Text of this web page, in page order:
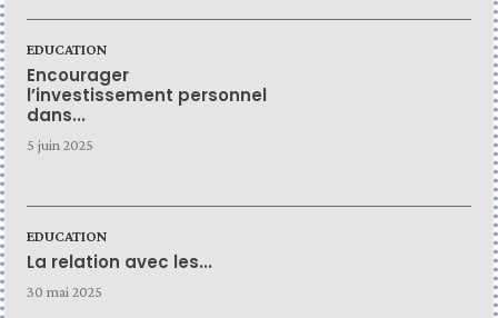
EDUCATION
Encourager
l’investissement personnel
dans...
5 juin 2025
EDUCATION
La relation avec les...
30 mai 2025